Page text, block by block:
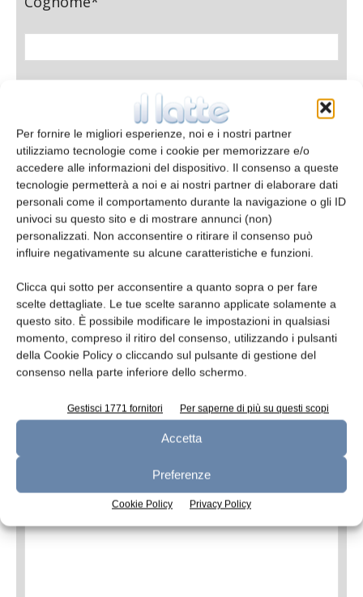
Per fornire le migliori esperienze, noi e i nostri partner
utilizziamo tecnologie come i cookie per memorizzare e/o
accedere alle informazioni del dispositivo. Il consenso a queste
tecnologie permetterà a noi e ai nostri partner di elaborare dati
personali come il comportamento durante la navigazione o gli ID
univoci su questo sito e di mostrare annunci (non)
personalizzati. Non acconsentire o ritirare il consenso può
influire negativamente su alcune caratteristiche e funzioni.
Clicca qui sotto per acconsentire a quanto sopra o per fare
scelte dettagliate. Le tue scelte saranno applicate solamente a
questo sito. È possibile modificare le impostazioni in qualsiasi
momento, compreso il ritiro del consenso, utilizzando i pulsanti
della Cookie Policy o cliccando sul pulsante di gestione del
consenso nella parte inferiore dello schermo.
Gestisci 1771 fornitori Per saperne di più su questi scopi
Accetta
Preferenze
Cookie Policy Privacy Policy
E-mail*
Oggetto